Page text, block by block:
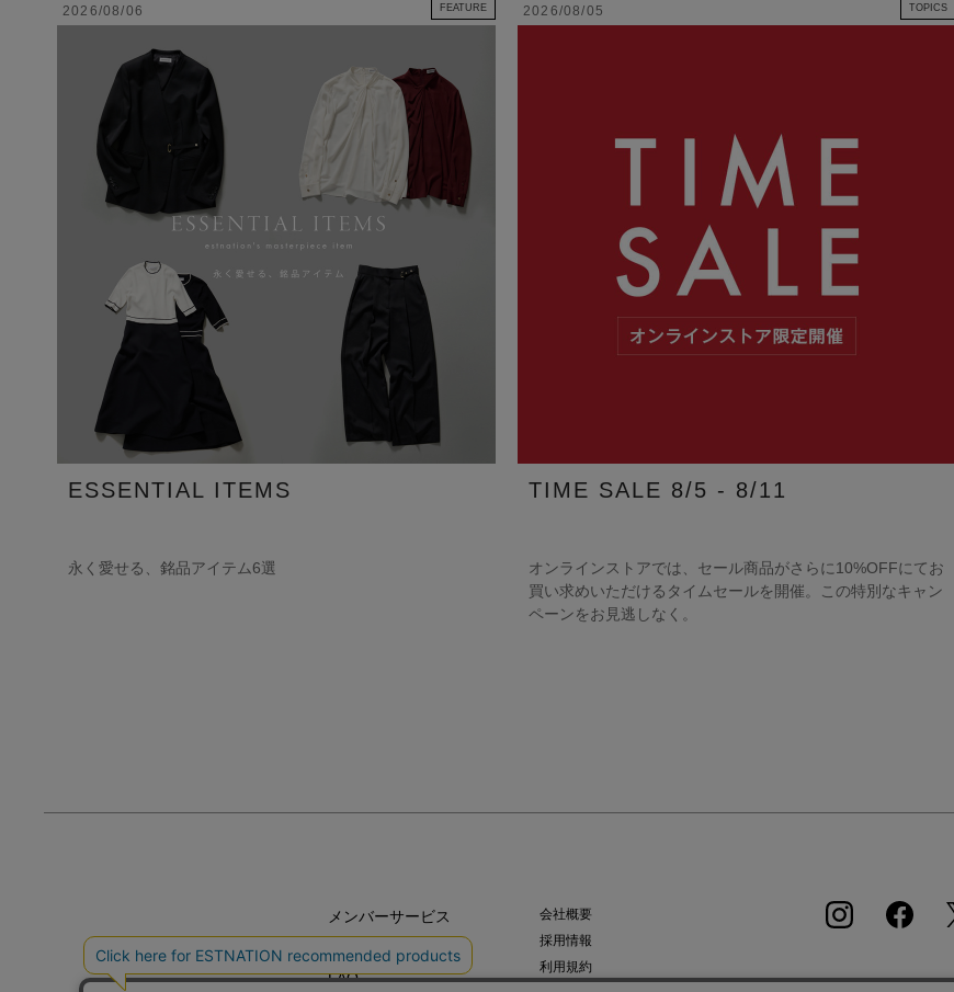
2026/08/06 FEATURE
ESSENTIAL ITEMS
永く愛せる、銘品アイテム6選
2026/08/05 TOPICS
TIME SALE 8/5 - 8/11
オンラインストアでは、セール商品がさらに10%OFFにてお
買い求めいただけるタイムセールを開催。この特別なキャン
ペーンをお見逃しなく。
メンバーサービス
FAQ
会社概要
採用情報
利用規約